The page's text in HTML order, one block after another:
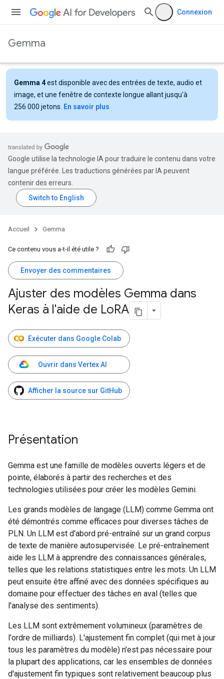
Connexion
Gemma
Gemma 4est disponible avec des entrées de texte, audio et
image, et une fenêtre de contexte longue allant jusqu'à
256 000 jetons.
En savoir plus
Google utilise la technologie IA pour traduire le contenu dans votre
langue préférée. Les traductions générées par IA peuvent
contenir des erreurs.
Accueil Gemma
Ce contenu vous a-t-il été utile ?
Envoyer des commentaires
Ajuster des modèles Gemma dans
Keras à l'aide de LoRA
Exécuter dans Google Colab
Ouvrir dans Vertex AI
Afficher la source sur GitHub
Présentation
Gemma est une famille de modèles ouverts légers et de
pointe, élaborés à partir des recherches et des
technologies utilisées pour créer les modèles Gemini.
Les grands modèles de langage (LLM) comme Gemma ont
été démontrés comme efficaces pour diverses tâches de
PLN. Un LLM est d'abord pré-entraîné sur un grand corpus
de texte de manière autosupervisée. Le pré-entraînement
aide les LLM à apprendre des connaissances générales,
telles que les relations statistiques entre les mots. Un LLM
peut ensuite être affiné avec des données spécifiques au
domaine pour effectuer des tâches en aval (telles que
l'analyse des sentiments).
Les LLM sont extrêmement volumineux (paramètres de
l'ordre de milliards). L'ajustement fin complet (qui met à jour
tous les paramètres du modèle) n'est pas nécessaire pour
la plupart des applications, car les ensembles de données
d'ajustement fin typiques sont relativement beaucoup plus